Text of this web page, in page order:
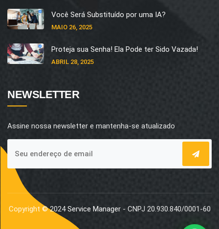
Você Será Substituído por uma IA?
MAIO 26, 2025
Proteja sua Senha! Ela Pode ter Sido Vazada!
ABRIL 28, 2025
NEWSLETTER
Assine nossa newsletter e mantenha-se atualizado
Copyright © 2024Service Manager- CNPJ 20.930.840/0001-60